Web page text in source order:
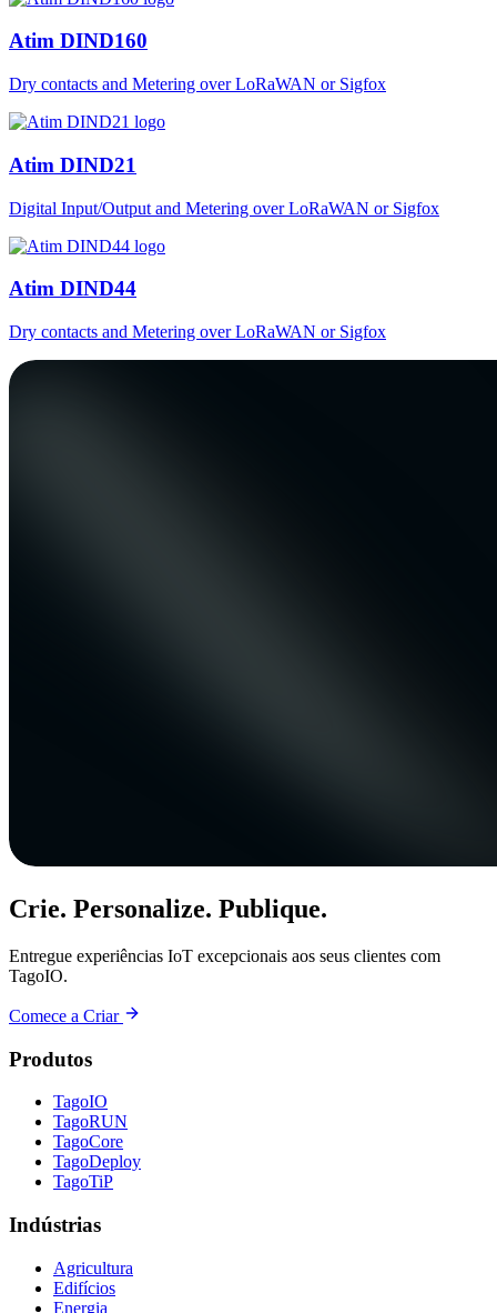
Atim DIND160
Dry contacts and Metering over LoRaWAN or Sigfox
Atim DIND21
Digital Input/Output and Metering over LoRaWAN or Sigfox
Atim DIND44
Dry contacts and Metering over LoRaWAN or Sigfox
Crie. Personalize. Publique.
Entregue experiências IoT excepcionais aos seus clientes com
TagoIO.
Comece a Criar
Produtos
TagoIO
TagoRUN
TagoCore
TagoDeploy
TagoTiP
Indústrias
Agricultura
Edifícios
Energia